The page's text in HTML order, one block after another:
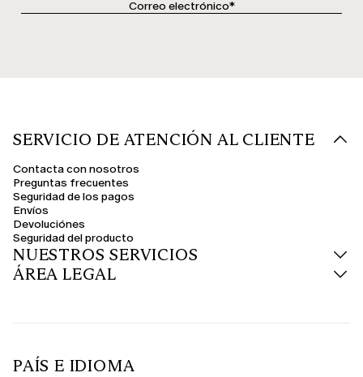
SERVICIO DE ATENCIÓN AL CLIENTE
Contacta con nosotros
Preguntas frecuentes
Seguridad de los pagos
Envíos
Devoluciónes
Seguridad del producto
NUESTROS SERVICIOS
ÁREA LEGAL
PAÍS E IDIOMA